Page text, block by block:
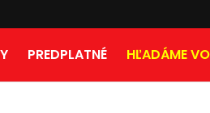
PREDPLATNÉ HĽADÁME